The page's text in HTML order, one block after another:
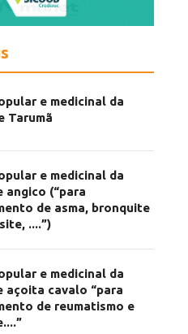
e medicinal da
Tarumã
e medicinal da
angico (“para
de asma, bronquite
....”)
e medicinal da
açoita cavalo “para
de reumatismo e